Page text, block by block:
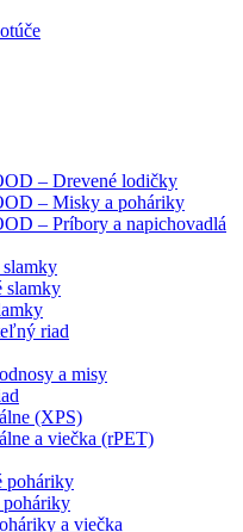
– Drevené lodičky
– Misky a poháriky
– Príbory a napichovadlá
slamky
riad
a misy
(XPS)
a viečka (rPET)
poháriky
a viečka